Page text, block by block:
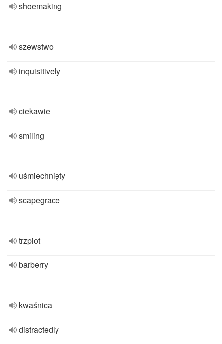
shoemaking
szewstwo
inquisitively
ciekawie
smiling
uśmiechnięty
scapegrace
trzpiot
barberry
kwaśnica
distractedly